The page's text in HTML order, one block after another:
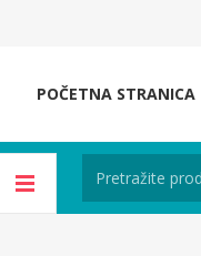
POČETNA STRANICA